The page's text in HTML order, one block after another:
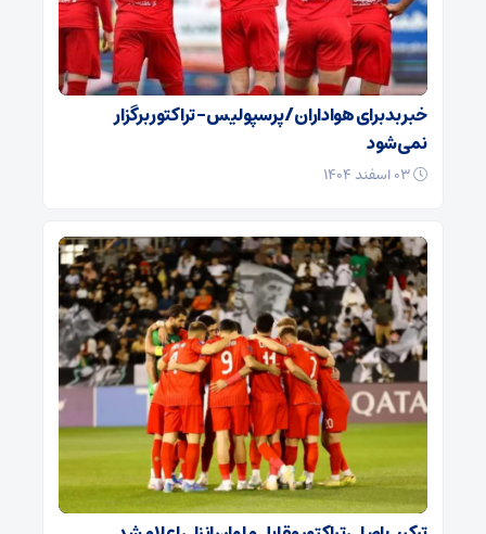
خبر بد برای هواداران / پرسپولیس – تراکتور برگزار
نمی‌شود